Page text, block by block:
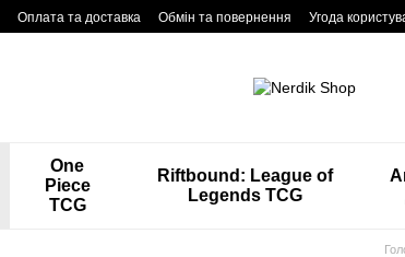
Оплата та доставка Обмін та повернення Угода
One
Piece
TCG
Riftbound: League of
Legends TCG